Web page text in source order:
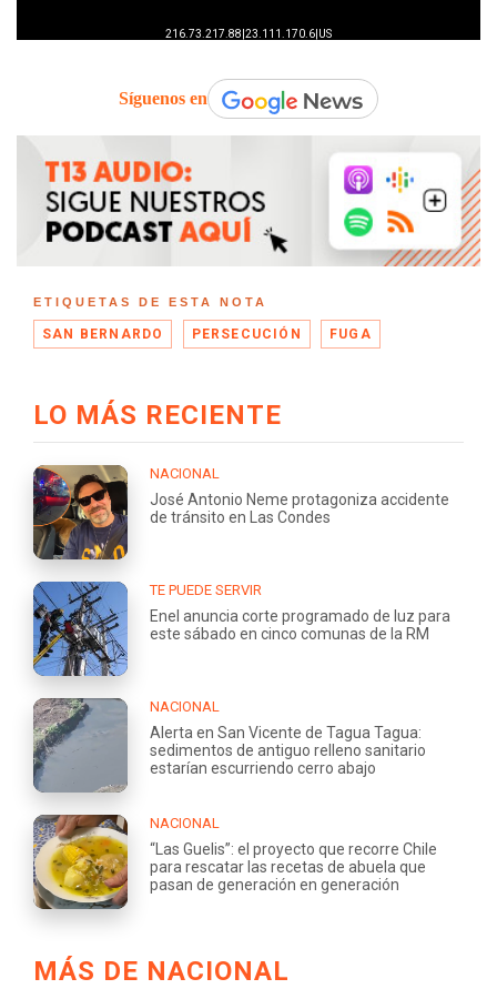
Síguenos en
ETIQUETAS DE ESTA NOTA
SAN BERNARDO PERSECUCIÓN FUGA
LO MÁS RECIENTE
NACIONAL
José Antonio Neme protagoniza accidente
de tránsito en Las Condes
TE PUEDE SERVIR
Enel anuncia corte programado de luz para
este sábado en cinco comunas de la RM
NACIONAL
Alerta en San Vicente de Tagua Tagua:
sedimentos de antiguo relleno sanitario
estarían escurriendo cerro abajo
NACIONAL
“Las Guelis”: el proyecto que recorre Chile
para rescatar las recetas de abuela que
pasan de generación en generación
MÁS DE NACIONAL